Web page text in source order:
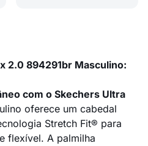
2.0 894291br Masculino:
com o Skechers Ultra
oferece um cabedal
Stretch Fit® para
flexível. A palmilha